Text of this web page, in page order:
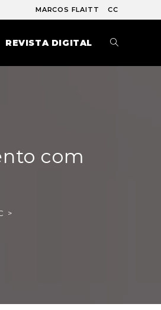
MARCOS FLAITT CC
REVISTA DIGITAL
com
>